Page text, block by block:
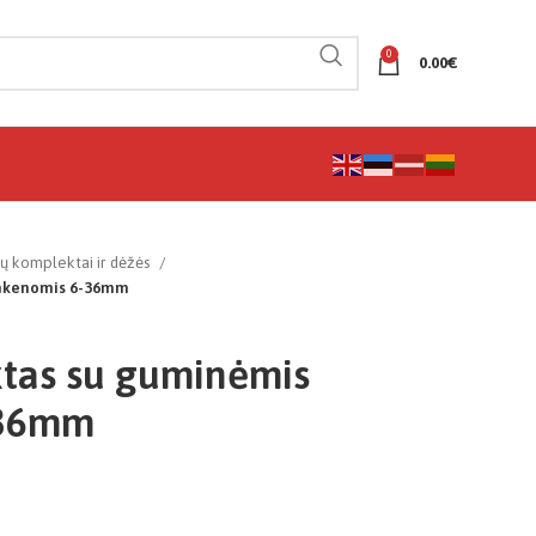
0
0.00€
komplektai ir dėžės
6-36mm
su guminėmis